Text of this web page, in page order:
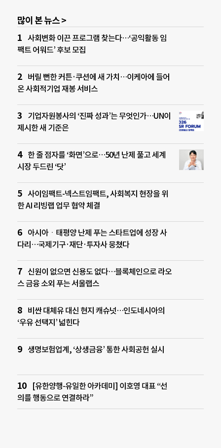
많이 본 뉴스 >
사회변화 이끈 프로그램 찾는다…‘공익활동 임
팩트 어워드’ 후보 모집
버릴 뻔한 커튼·쿠션에 새 가치…이케아에 들어
온 사회적기업 재봉 서비스
기업자원봉사의 ‘진짜 성과’는 무엇인가…UN이
제시한 새 기준은
한 줄 점자를 ‘화면’으로…50년 난제 풀고 세계
시장 두드린 ‘닷’
사이임팩트-넥스트임팩트, 사회복지 현장을 위
한 AI 리빙랩 업무 협약 체결
아시아ㆍ태평양 난제 푸는 스타트업에 성장 사
다리…국제기구·재단·투자사 뭉쳤다
신원이 없으면 신용도 없다…블록체인으로 라오
스 금융 소외 푸는 서울랩스
비싼 대체유 대신 현지 캐슈넛…인도네시아의
‘우유 선택지’ 넓힌다
생명보험업계, ‘상생금융’ 통한 사회공헌 실시
[유한양행-유일한 아카데미] 이호영 대표 “선
의를 행동으로 연결하라”